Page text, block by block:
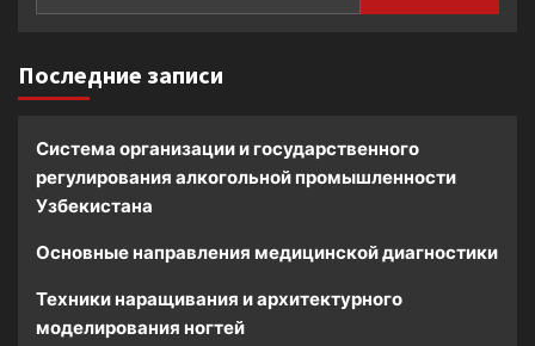
Последние записи
Система организации и государственного
регулирования алкогольной промышленности
Узбекистана
Основные направления медицинской диагностики
Техники наращивания и архитектурного
моделирования ногтей